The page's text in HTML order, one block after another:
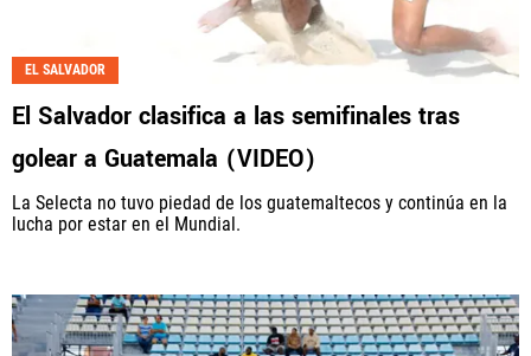
EL SALVADOR
El Salvador clasifica a las semifinales tras
golear a Guatemala (VIDEO)
La Selecta no tuvo piedad de los guatemaltecos y continúa en la
lucha por estar en el Mundial.